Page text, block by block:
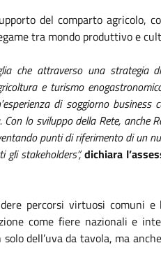
del comparto agricolo,
tra mondo produttivo e
che attraverso una strategia
e turismo
di soggiorno business
lo sviluppo della Rete, anche
punti di riferimento di un
stakeholders”,dichiara
percorsi virtuosi comuni
come fiere nazionali e
dell’uva da tavola, ma